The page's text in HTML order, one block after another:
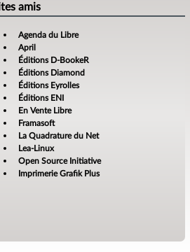
amis
Agenda du Libre
April
Éditions D-BookeR
Éditions Diamond
Éditions Eyrolles
Éditions ENI
En Vente Libre
Framasoft
La Quadrature du Net
Lea-Linux
Open Source Initiative
Imprimerie Grafik Plus